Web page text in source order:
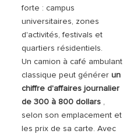
forte : campus
universitaires, zones
d'activités, festivals et
quartiers résidentiels.
Un camion à café ambulant
classique peut générerun
chiffre d'affaires journalier
de 300 à 800 dollars ,
selon son emplacement et
les prix de sa carte. Avec